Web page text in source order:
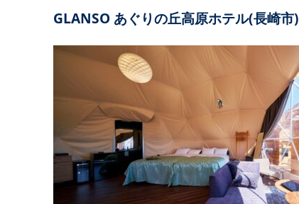
GLANSO あぐりの丘高原ホテル(長崎市)